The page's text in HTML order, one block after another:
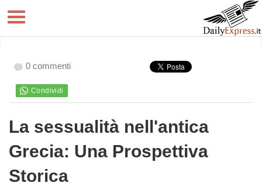
0 commenti
La sessualità nell'antica
Grecia: Una Prospettiva
Storica